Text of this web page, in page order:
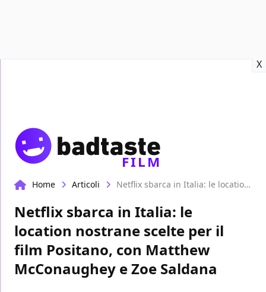
X
FILM
Home Articoli Netflix sbarca in Italia: le location nostrane scelte per il film Positano, con Matthew McConaughey e Zoe Saldana
Netflix sbarca in Italia: le
location nostrane scelte per il
film Positano, con Matthew
McConaughey e Zoe Saldana